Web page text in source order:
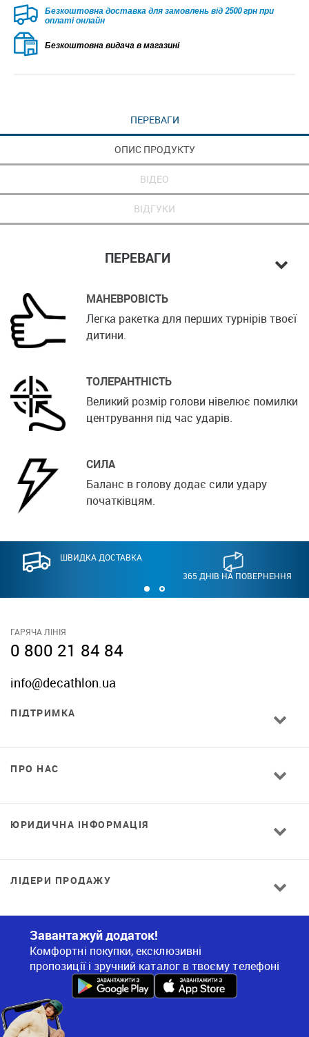
Безкоштовна доставка для замовлень від 2500 грн при
оплаті онлайн
Безкоштовна видача в магазині
ПЕРЕВАГИ
ОПИС ПРОДУКТУ
ВІДЕО
ВІДГУКИ
ПЕРЕВАГИ
МАНЕВРОВІСТЬ
Легка ракетка для перших турнірів твоєї
дитини.
ТОЛЕРАНТНІСТЬ
Великий розмір голови нівелює помилки
центрування під час ударів.
СИЛА
Баланс в голову додає сили удару
початківцям.
ШВИДКА ДОСТАВКА
365 ДНІВ НА ПОВЕРНЕННЯ
ГАРЯЧА ЛІНІЯ
0 800 21 84 84
info@decathlon.ua
ПІДТРИМКА
ПРО НАС
ЮРИДИЧНА ІНФОРМАЦІЯ
ЛІДЕРИ ПРОДАЖУ
Завантажуй додаток!
Комфортні покупки, ексклюзивні
пропозиції і зручний каталог в твоєму телефоні